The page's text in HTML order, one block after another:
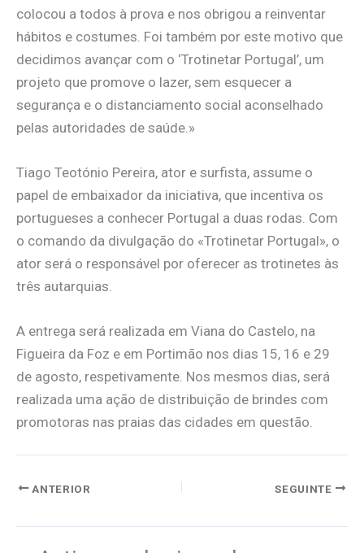
colocou a todos à prova e nos obrigou a reinventar
hábitos e costumes. Foi também por este motivo que
decidimos avançar com o ‘Trotinetar Portugal’, um
projeto que promove o lazer, sem esquecer a
segurança e o distanciamento social aconselhado
pelas autoridades de saúde.»
Tiago Teotónio Pereira, ator e surfista, assume o
papel de embaixador da iniciativa, que incentiva os
portugueses a conhecer Portugal a duas rodas. Com
o comando da divulgação do «Trotinetar Portugal», o
ator será o responsável por oferecer as trotinetes às
três autarquias.
A entrega será realizada em Viana do Castelo, na
Figueira da Foz e em Portimão nos dias 15, 16 e 29
de agosto, respetivamente. Nos mesmos dias, será
realizada uma ação de distribuição de brindes com
promotoras nas praias das cidades em questão.
ANTERIOR SEGUINTE